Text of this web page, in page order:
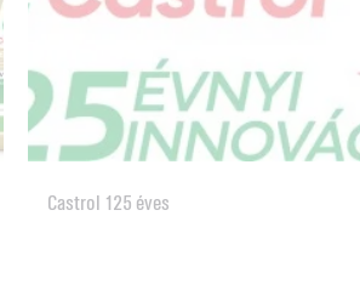
Castrol 125 éves